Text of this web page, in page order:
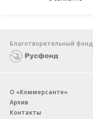
Благотворительный фонд
О «Коммерсанте»
Архив
Контакты